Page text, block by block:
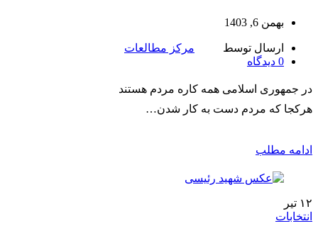
بهمن 6, 1403
ارسال توسط
مرکز مطالعات
0 دیدگاه
در جمهوری اسلامی همه کاره مردم هستند
هرکجا که مردم دست به کار شدن…
ادامه مطلب
۱۲ تیر
انتخابات